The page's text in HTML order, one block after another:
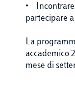
• Incontrare
partecipare a
La
accademico
mese di